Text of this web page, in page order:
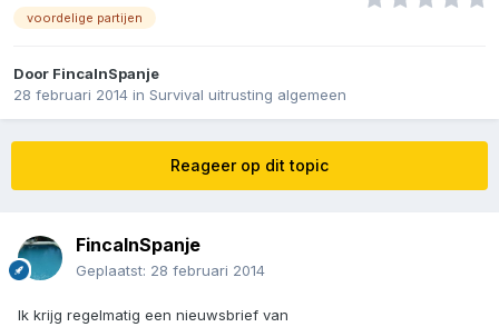
voordelige partijen
Door FincaInSpanje
28 februari 2014 in Survival uitrusting algemeen
Reageer op dit topic
FincaInSpanje
Geplaatst: 28 februari 2014
Ik krijg regelmatig een nieuwsbrief van